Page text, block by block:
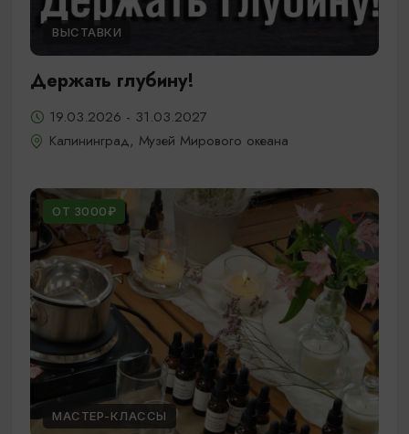
ВЫСТАВКИ
Держать глубину!
19.03.2026 - 31.03.2027
Калининград, Музей Мирового океана
ОТ 3000₽
МАСТЕР-КЛАССЫ